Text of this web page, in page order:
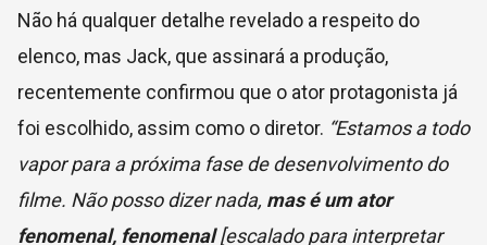
Não há qualquer detalhe revelado a respeito do
elenco, mas Jack, que assinará a produção,
recentemente confirmou que o ator protagonista já
foi escolhido, assim como o diretor. “Estamos a todo
vapor para a próxima fase de desenvolvimento do
filme. Não posso dizer nada, mas é um ator
fenomenal, fenomenal[escalado para interpretar